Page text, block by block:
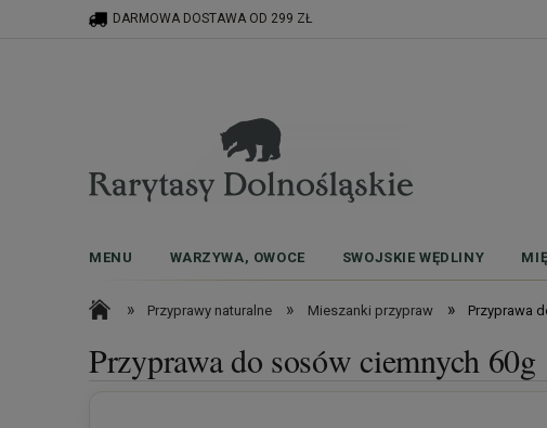
DARMOWA DOSTAWA OD 299 ZŁ
MENU WARZYWA, OWOCE SWOJSKIE WĘDLINY
» Przyprawy naturalne » Mieszanki przypraw » Przyprawa
Przyprawa do sosów ciemnych 60g